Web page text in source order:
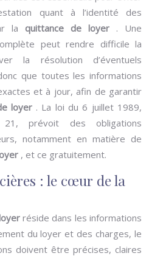
quant à l’identité des
la quittance de loyer . Une
peut rendre difficile la
la résolution d’éventuels
que toutes les informations
et à jour, afin de garantir
loyer . La loi du 6 juillet 1989,
prévoit des obligations
notamment en matière de
, et ce gratuitement.
: le cœur de la
réside dans les informations
du loyer et des charges, le
doivent être précises, claires